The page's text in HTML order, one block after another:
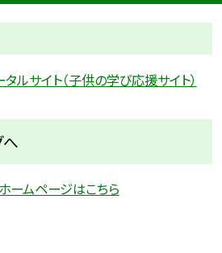
ルサイト（子供の学び応援サイト）
ームページはこちら